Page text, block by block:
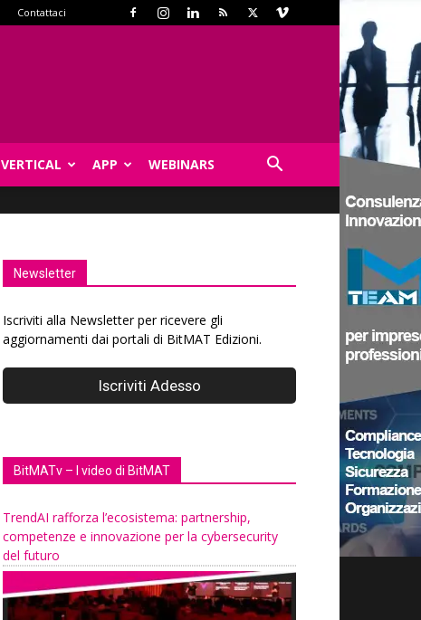
Contattaci
VERTICAL APP WEBINARS
Newsletter
Iscriviti alla Newsletter per ricevere gli
aggiornamenti dai portali di BitMAT Edizioni.
BitMATv – I video di BitMAT
TrendAI rafforza l’ecosistema: partnership,
competenze e innovazione per la cybersecurity
del futuro